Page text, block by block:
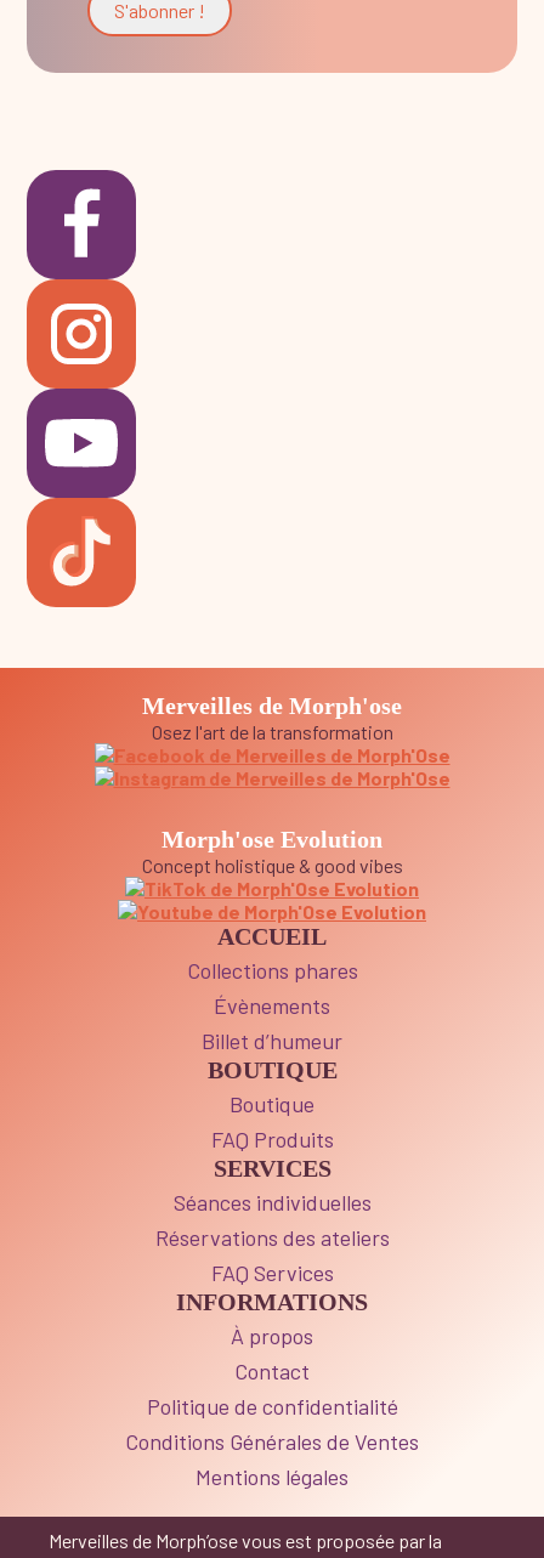
Merveilles de Morph'ose
Osez l'art de la transformation
Morph'ose Evolution
Concept holistique & good vibes
ACCUEIL
Collections phares
Évènements
Billet d’humeur
BOUTIQUE
Boutique
FAQ Produits
SERVICES
Séances individuelles
Réservations des ateliers
FAQ Services
INFORMATIONS
À propos
Contact
Politique de confidentialité
Conditions Générales de Ventes
Mentions légales
Merveilles de Morph’ose vous est proposée par la